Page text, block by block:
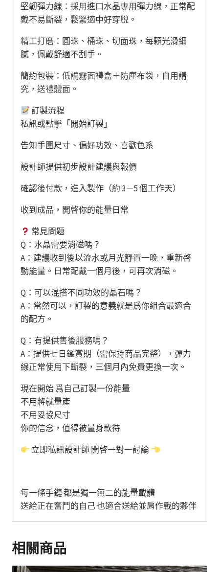
堅韌彈力線：採用進口水晶專用彈力線，正常配
戴不易斷裂，鬆緊適中好穿脫。
精工打磨：圓珠、桶珠、切面珠，每顆光滑細
膩，佩戴舒適不刮手。
簡約包裝：低調霧面禮盒＋防塵布袋，自用講
究，送禮體面。
訂製流程
私訊或點擊「開始訂製」
告知手圍尺寸、偏好功效、喜歡色系
設計師提供初步設計建議與報價
確認後付款，進入製作（約 3－5 個工作天）
收到成品，開啓你的能量日常
常見問題
Q：水晶需要消磁嗎？
A：建議收到後以流水或月光靜置一晚，重新啓
動能量。日常配戴一個月後，可再次消磁。
Q：可以混搭不同功效的晶石嗎？
A：當然可以，訂製的意義就是爲你組合最適合
的配方。
Q：有提供售後服務嗎？
A：提供七日鑑賞期（需保持商品完整），彈力
線正常使用下斷裂，三個月內免費更換一次。
現在開始 爲自己訂製一份能量
不用將就量產
不用妥協尺寸
你的信念，值得被量身款待
立即私訊設計師 開啓一對一討論
每一條手鏈 都是獨一無二的能量載體
送給正在奮鬥的自己 也適合送給並肩作戰的夥伴
相關商品